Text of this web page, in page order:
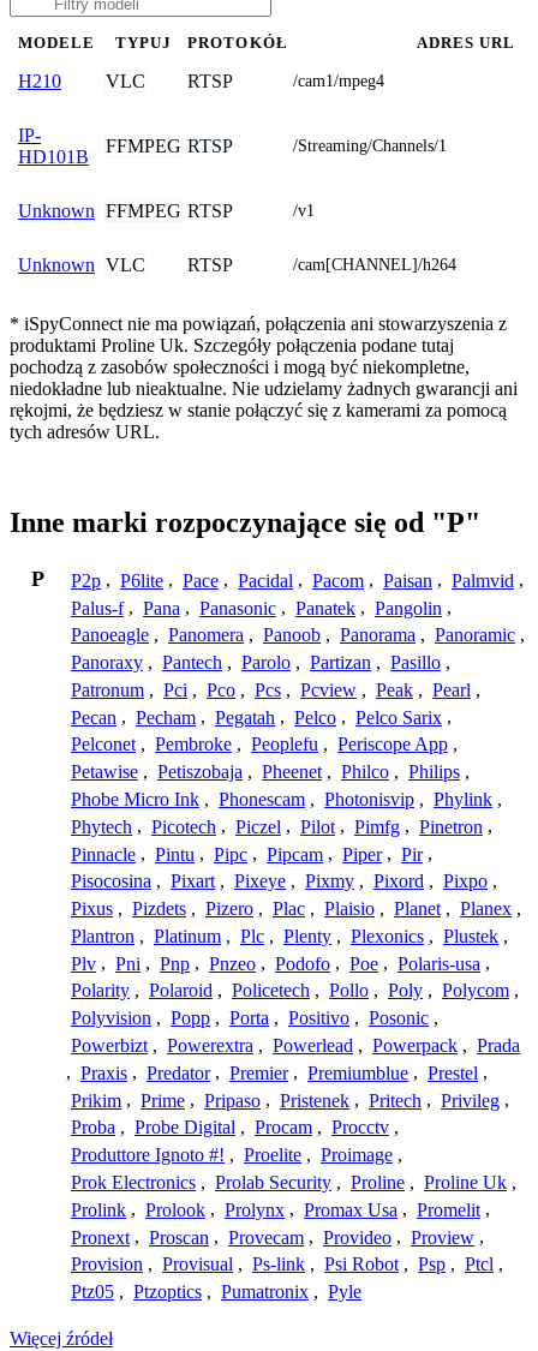
MODELE TYPUJ PROTOKÓŁ ADRES URL
H210 VLC RTSP /cam1/mpeg4
IP-
HD101B
FFMPEG RTSP /Streaming/Channels/1
Unknown FFMPEG RTSP /v1
Unknown VLC RTSP /cam[CHANNEL]/h264
* iSpyConnect nie ma powiązań, połączenia ani stowarzyszenia z
produktami Proline Uk. Szczegóły połączenia podane tutaj
pochodzą z zasobów społeczności i mogą być niekompletne,
niedokładne lub nieaktualne. Nie udzielamy żadnych gwarancji ani
rękojmi, że będziesz w stanie połączyć się z kamerami za pomocą
tych adresów URL.
Inne marki rozpoczynające się od "P"
P P2p , P6lite , Pace , Pacidal , Pacom , Paisan , Palmvid ,
Palus-f , Pana , Panasonic , Panatek , Pangolin ,
Panoeagle , Panomera , Panoob , Panorama , Panoramic ,
Panoraxy , Pantech , Parolo , Partizan , Pasillo ,
Patronum , Pci , Pco , Pcs , Pcview , Peak , Pearl ,
Pecan , Pecham , Pegatah , Pelco , Pelco Sarix ,
Pelconet , Pembroke , Peoplefu , Periscope App ,
Petawise , Petiszobaja , Pheenet , Philco , Philips ,
Phobe Micro Ink , Phonescam , Photonisvip , Phylink ,
Phytech , Picotech , Piczel , Pilot , Pimfg , Pinetron ,
Pinnacle , Pintu , Pipc , Pipcam , Piper , Pir ,
Pisocosina , Pixart , Pixeye , Pixmy , Pixord , Pixpo ,
Pixus , Pizdets , Pizero , Plac , Plaisio , Planet , Planex ,
Plantron , Platinum , Plc , Plenty , Plexonics , Plustek ,
Plv , Pni , Pnp , Pnzeo , Podofo , Poe , Polaris-usa ,
Polarity , Polaroid , Policetech , Pollo , Poly , Polycom ,
Polyvision , Popp , Porta , Positivo , Posonic ,
Powerbizt , Powerextra , Powerlead , Powerpack , Prada
, Praxis , Predator , Premier , Premiumblue , Prestel ,
Prikim , Prime , Pripaso , Pristenek , Pritech , Privileg ,
Proba , Probe Digital , Procam , Procctv ,
Produttore Ignoto #! , Proelite , Proimage ,
Prok Electronics , Prolab Security , Proline , Proline Uk ,
Prolink , Prolook , Prolynx , Promax Usa , Promelit ,
Pronext , Proscan , Provecam , Provideo , Proview ,
Provision , Provisual , Ps-link , Psi Robot , Psp , Ptcl ,
Ptz05 , Ptzoptics , Pumatronix , Pyle
Więcej źródeł